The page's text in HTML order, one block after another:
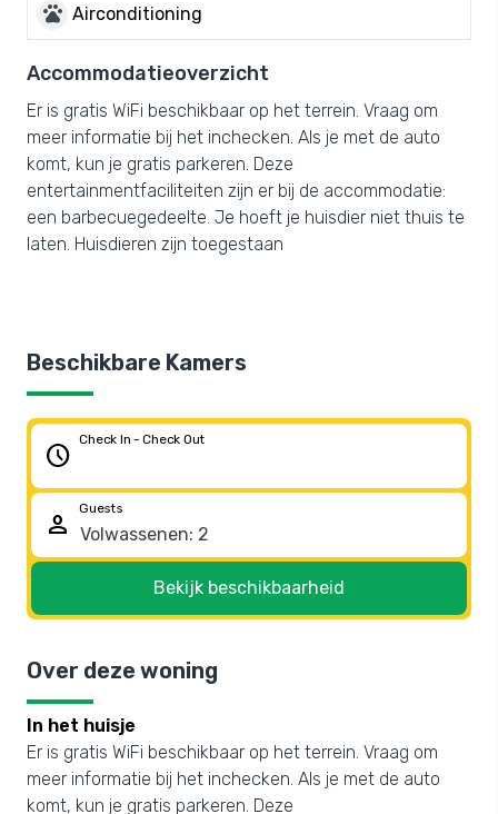
pets Airconditioning
Accommodatieoverzicht
Er is gratis WiFi beschikbaar op het terrein. Vraag om
meer informatie bij het inchecken. Als je met de auto
komt, kun je gratis parkeren. Deze
entertainmentfaciliteiten zijn er bij de accommodatie:
een barbecuegedeelte. Je hoeft je huisdier niet thuis te
laten. Huisdieren zijn toegestaan
Beschikbare Kamers
schedule
Check In - Check Out
person
Guests
Bekijk beschikbaarheid
Over deze woning
In het huisje
Er is gratis WiFi beschikbaar op het terrein. Vraag om
meer informatie bij het inchecken. Als je met de auto
komt, kun je gratis parkeren. Deze